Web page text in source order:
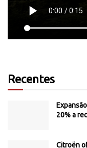
Recentes
20% a
Citroën